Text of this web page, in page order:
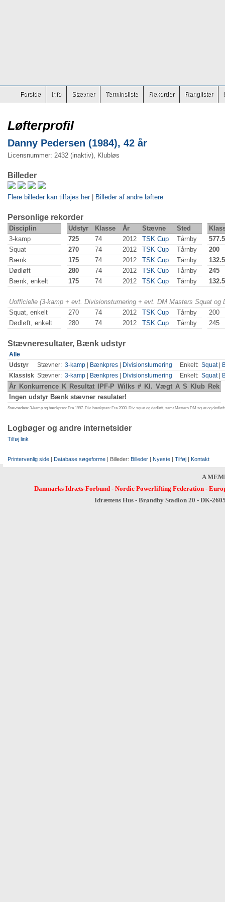
Forside Info Stævner Terminsliste Rekorder Ranglister
Løfterprofil
Danny Pedersen (1984), 42 år
Licensnummer: 2432 (inaktiv), Klubløs
Billeder
Flere billeder kan tilføjes her| Billeder af andre løftere
Personlige rekorder
Disciplin Udstyr Klasse År Stævne Sted
3-kamp
725 74 2012 TSK Cup Tårnby
577.5
Squat
270 74 2012 TSK Cup Tårnby
200
Bænk
175 74 2012 TSK Cup Tårnby
132.5
Dødløft
280 74 2012 TSK Cup Tårnby
245
Bænk, enkelt
175 74 2012 TSK Cup Tårnby 132.5
Uofficielle (3-kamp + evt. Divisionsturnering + evt. DM Masters Squat
Squat, enkelt
270 74 2012 TSK Cup Tårnby
200
Dødløft, enkelt
280 74 2012 TSK Cup Tårnby 245
Stævneresultater, Bænk udstyr
Alle
Udstyr
Stævner: 3-kamp Bænkpres Divisionsturnering Enkelt: Squat|
Klassisk Stævner: 3-kamp Bænkpres Divisionsturnering Enkelt: Squat|
År Konkurrence K Resultat IPF-P Wilks # Kl. Vægt A S Klub Rek
Ingen udstyr Bænk stævner resulater!
Stævnedata: 3-kamp og bænkpres: Fra 1997. Div. bænkpres: Fra 2000. Div. squat og dødløft, samt Masters DM squat og
Logbøger og andre internetsider
Tilføj link
Printervenlig side | Database søgeforme | Billeder: Billeder | Nyeste | Tilføj | Kontakt
A
Danmarks Idræts-Forbund- Nordic Powerlifting Federation-
Idrættens Hus - Brøndby Stadion 20 - DK-